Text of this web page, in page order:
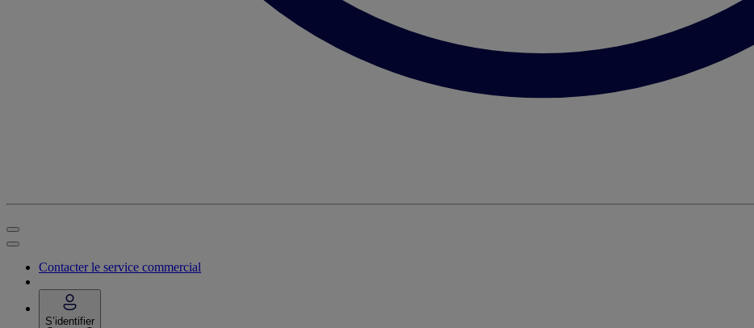
Contacter le service commercial
S’identifier